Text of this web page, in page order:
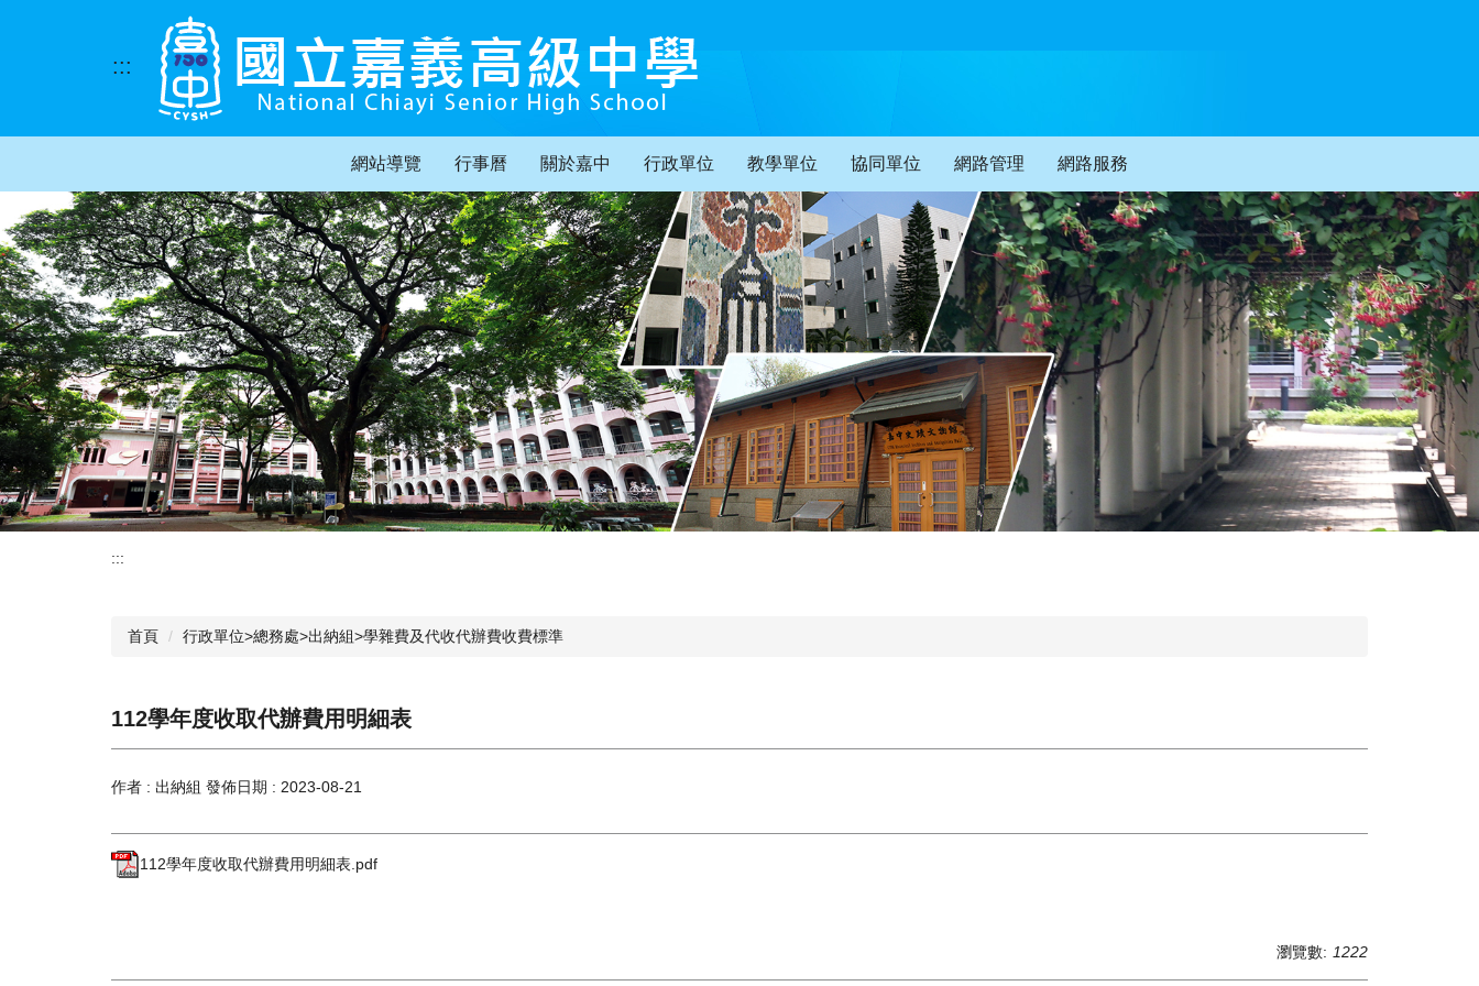
:::
網站導覽 行事曆 關於嘉中 行政單位 教學單位 協同單位 網路管理 網路服務
:::
首頁 行政單位>總務處>出納組>學雜費及代收代辦費收費標準
112學年度收取代辦費用明細表
作者 : 出納組 發佈日期 : 2023-08-21
112學年度收取代辦費用明細表.pdf
瀏覽數: 1222